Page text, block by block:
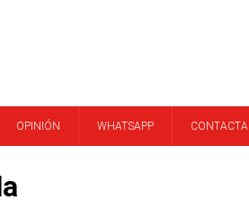
OPINIÓN WHATSAPP CONTACTA